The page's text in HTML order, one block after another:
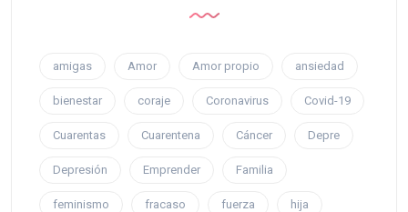
amigas Amor Amor propio ansiedad
bienestar coraje Coronavirus Covid-19
Cuarentas Cuarentena Cáncer Depre
Depresión Emprender Familia
feminismo fracaso fuerza hija